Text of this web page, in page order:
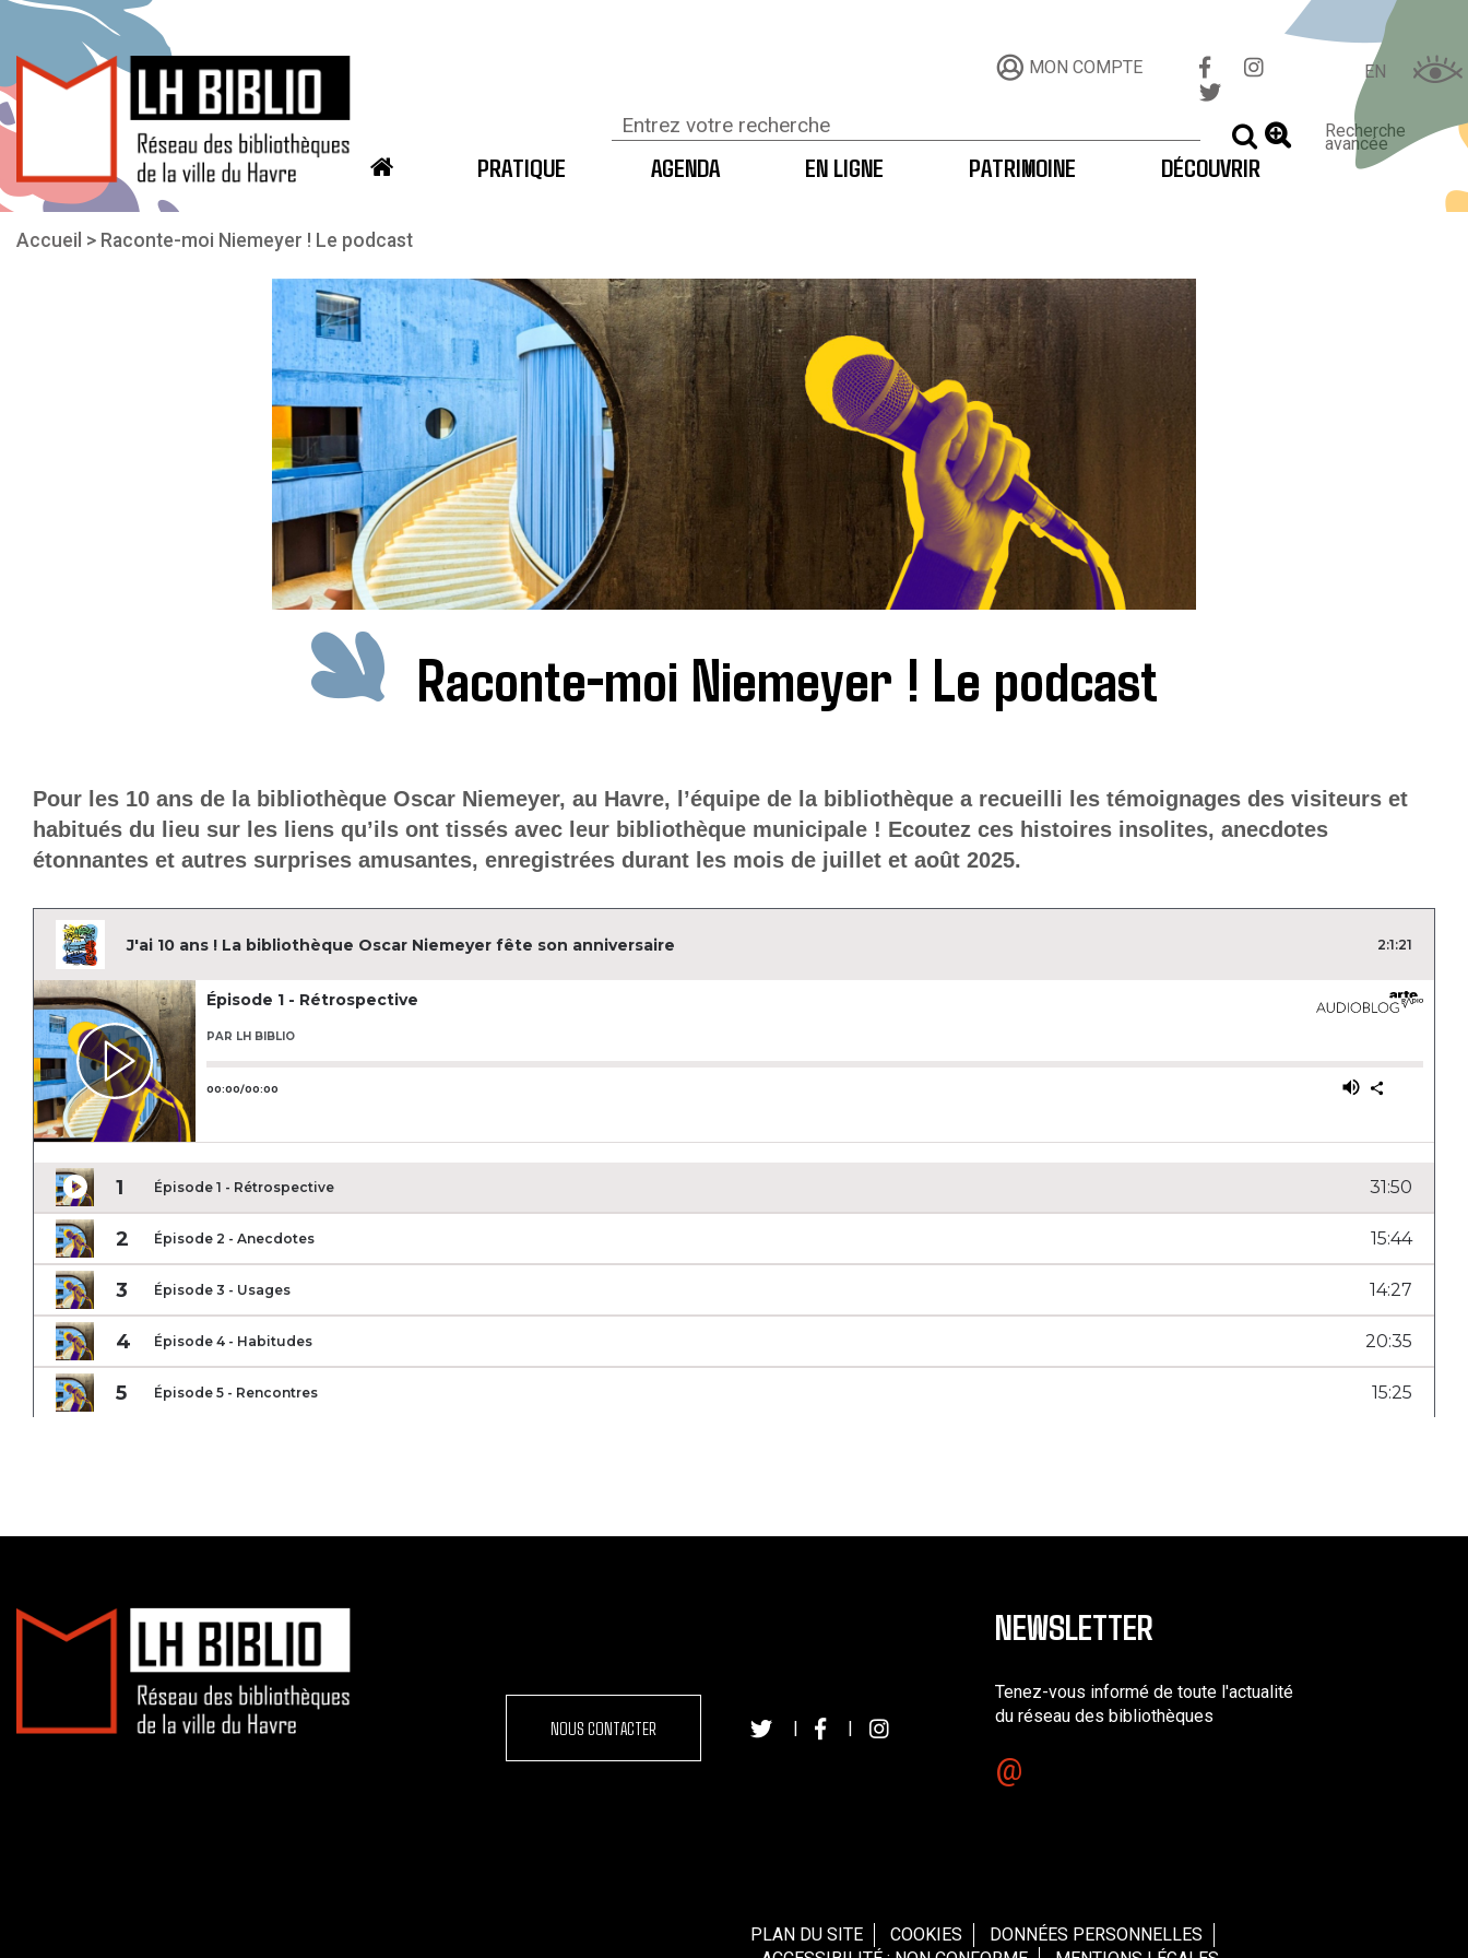
Aller au contenu principal
MON COMPTE EN
LANCER LA RECHERCHE
Recherche
avancée
PRATIQUE AGENDA EN LIGNE PATRIMOINE DÉCOUVRIR
Vous êtes ici
Accueil Raconte-moi Niemeyer ! Le podcast
Raconte-moi Niemeyer ! Le podcast
Pour les 10 ans de la bibliothèque Oscar Niemeyer, au Havre, l’équipe de la bibliothèque a recueilli les témoignages des visiteurs et
habitués du lieu sur les liens qu’ils ont tissés avec leur bibliothèque municipale ! Ecoutez ces histoires insolites, anecdotes
étonnantes et autres surprises amusantes, enregistrées durant les mois de juillet et août 2025.
NOUS CONTACTER | |
NEWSLETTER
Tenez-vous informé de toute l'actualité
du réseau des bibliothèques
PLAN DU SITE COOKIES
DONNÉES PERSONNELLES